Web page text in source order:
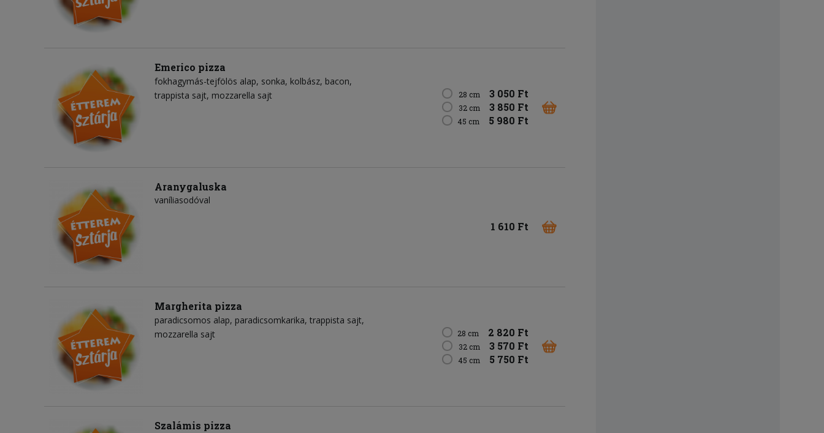
Emerico pizza
fokhagymás-tejfölös alap sonka kolbász bacon
trappista sajt mozzarella sajt 28 cm 3 050 Ft
32 cm 3 850 Ft
45 cm 5 980 Ft
Aranygaluska
vaníliasodóval
1 610 Ft
Margherita pizza
paradicsomos alap paradicsomkarika trappista sajt
mozzarella sajt
28 cm 2 820 Ft
32 cm 3 570 Ft
45 cm 5 750 Ft
Szalámis pizza